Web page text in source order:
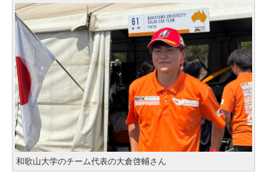
和歌山大学のチーム代表の大倉啓輔さん